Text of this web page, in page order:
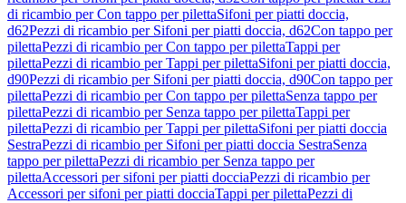
di ricambio per Con tappo per pilettaSifoni per piatti doccia,
d62Pezzi di ricambio per Sifoni per piatti doccia, d62Con tappo per
pilettaPezzi di ricambio per Con tappo per pilettaTappi per
pilettaPezzi di ricambio per Tappi per pilettaSifoni per piatti doccia,
d90Pezzi di ricambio per Sifoni per piatti doccia, d90Con tappo per
pilettaPezzi di ricambio per Con tappo per pilettaSenza tappo per
pilettaPezzi di ricambio per Senza tappo per pilettaTappi per
pilettaPezzi di ricambio per Tappi per pilettaSifoni per piatti doccia
SestraPezzi di ricambio per Sifoni per piatti doccia SestraSenza
tappo per pilettaPezzi di ricambio per Senza tappo per
pilettaAccessori per sifoni per piatti docciaPezzi di ricambio per
Accessori per sifoni per piatti docciaTappi per pilettaPezzi di